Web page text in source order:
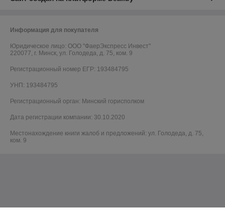
Информация для покупателя
Юридическое лицо: ООО "ФаерЭкспресс Инвест"
220077, г. Минск, ул. Голодеда, д. 75, ком. 9
Регистрационный номер ЕГР: 193484795
УНП: 193484795
Регистрационный орган: Минский горисполком
Дата регистрации компании: 30.10.2020
Местонахождение книги жалоб и предложений: ул. Голодеда, д. 75,
ком. 9